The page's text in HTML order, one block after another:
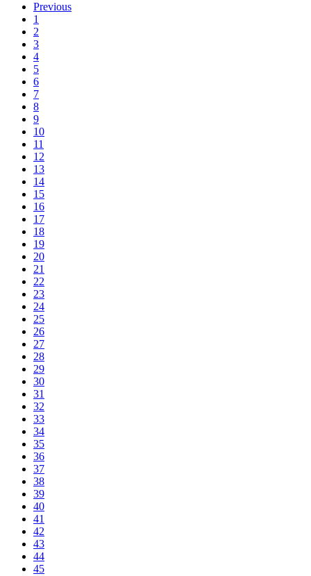
Previous
1
2
3
4
5
6
7
8
9
10
11
12
13
14
15
16
17
18
19
20
21
22
23
24
25
26
27
28
29
30
31
32
33
34
35
36
37
38
39
40
41
42
43
44
45